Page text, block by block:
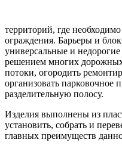
территорий, где
ограждения. Барьеры и
универсальные и
решением многих дорожных
потоки, огородить
организовать парковочное
разделительную полосу.
Изделия выполнены из
установить, собрать и
главных преимуществ